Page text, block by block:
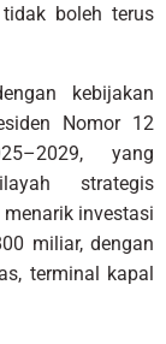
boleh terus
kebijakan
Nomor 12
yang
strategis
investasi
miliar, dengan
terminal kapal